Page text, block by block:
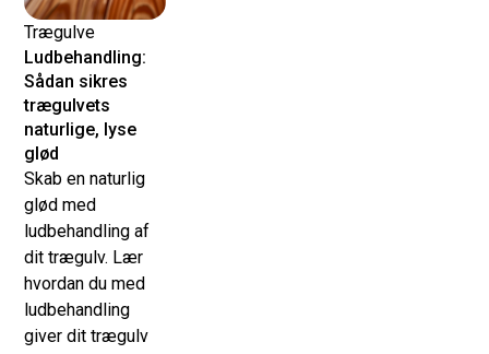
Trægulve
Ludbehandling:
Sådan sikres
trægulvets
naturlige, lyse
glød
Skab en naturlig
glød med
ludbehandling af
dit trægulv. Lær
hvordan du med
ludbehandling
giver dit trægulv